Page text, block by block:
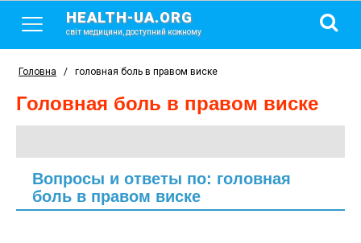
HEALTH-UA.ORG
світ медицини, доступний кожному
Головна / головная боль в правом виске
головная боль в правом виске
Вопросы и ответы по: головная
боль в правом виске